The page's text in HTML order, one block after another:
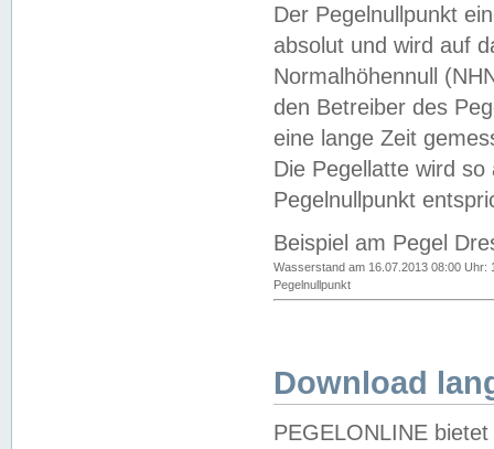
Der Pegelnullpunkt
absolut und wird auf
Normalhöhennull
den Betreiber des
eine lange Zeit
Die Pegellatte wird
Pegelnullpunkt
Beispiel am Pegel
Wasserstand am 16.07.2013 08:00 Uhr:
Pegelnullpunkt
Download
PEGELONLINE